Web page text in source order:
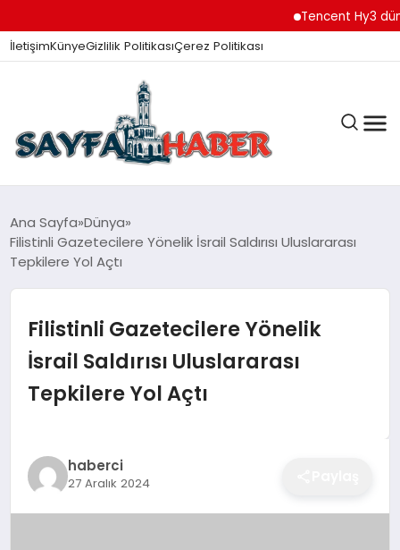
Tencent Hy3 dünya
İletişimKünyeGizlilik PolitikasıÇerez Politikası
ANA SAYFA
GÜNDEM
İZMIR HABERLERI
EKONOMI
Ana Sayfa Dünya
Filistinli Gazetecilere Yönelik İsrail Saldırısı Uluslararası
Tepkilere Yol Açtı
Filistinli Gazetecilere Yönelik
İsrail Saldırısı Uluslararası
Tepkilere Yol Açtı
haberci
27 Aralık 2024